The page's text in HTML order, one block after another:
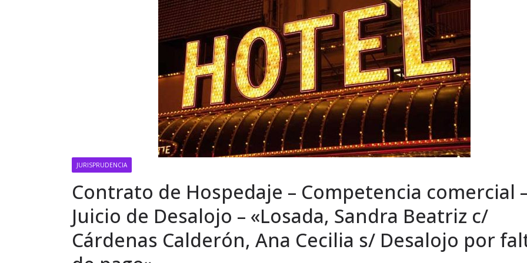
JURISPRUDENCIA
Contrato de Hospedaje – Competencia comercial
Juicio de Desalojo – «Losada, Sandra Beatriz c/
Cárdenas Calderón, Ana Cecilia s/ Desalojo por